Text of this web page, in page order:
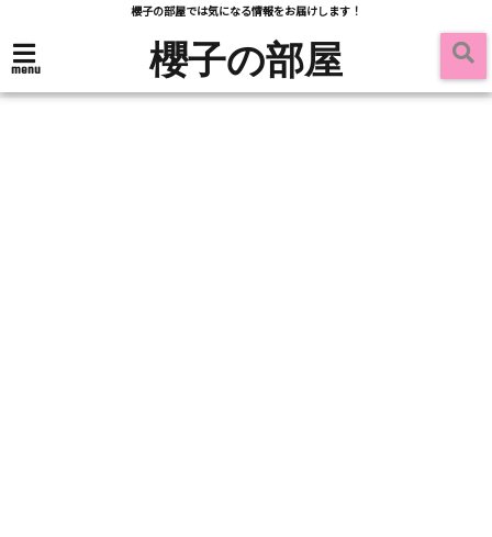
櫻子の部屋では気になる情報をお届けします！
menu 櫻子の部屋